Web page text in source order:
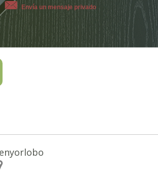
Envía un mensaje privado